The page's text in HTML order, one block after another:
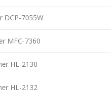
DCP-7055W
MFC-7360
HL-2130
HL-2132